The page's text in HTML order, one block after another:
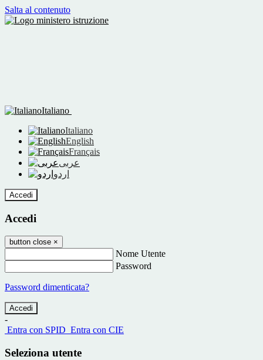
Salta al contenuto
Italiano
Italiano
English
Français
عربى
اردو
Accedi
Accedi
button close ×
Nome Utente
Password
Password dimenticata?
-
Entra con SPID Entra con CIE
Seleziona utente